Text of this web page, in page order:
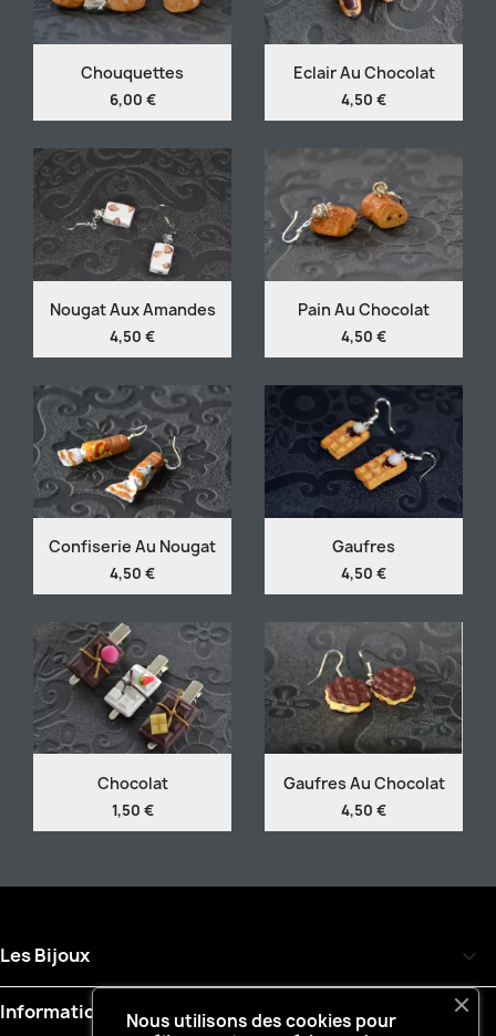
Chouquettes
6,00 €
Eclair Au Chocolat
4,50 €
Nougat Aux Amandes
4,50 €
Pain Au Chocolat
4,50 €
Confiserie Au Nougat
4,50 €
Gaufres
4,50 €
Chocolat
1,50 €
Gaufres Au Chocolat
4,50 €
Les Bijoux 
Informations 
Nous utilisons des cookies pour